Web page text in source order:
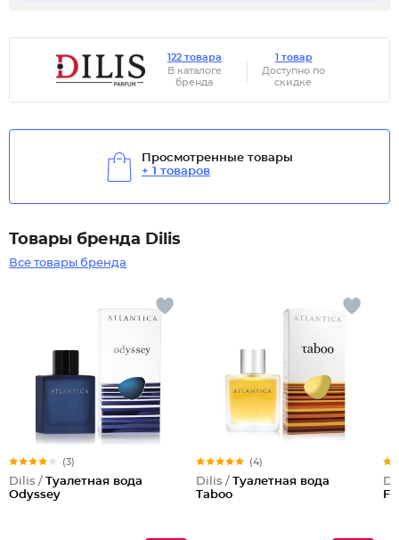
122 товара
В каталоге
бренда
1 товар
Доступно по
скидке
Просмотренные товары
+ 1 товаров
Товары бренда Dilis
Все товары бренда
(3)
Dilis / Туалетная вода
Odyssey
(4)
Dilis / Туалетная вода
Taboo